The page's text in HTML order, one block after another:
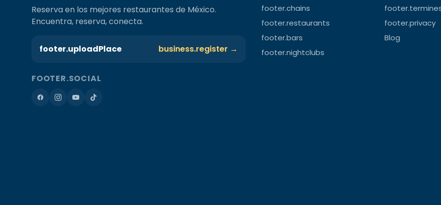
Reserva en los mejores restaurantes de México.
Encuentra, reserva, conecta.
footer.uploadPlace business.register →
FOOTER.SOCIAL
footer.chains
footer.restaurants
footer.bars
footer.nightclubs
footer.privacy
Blog